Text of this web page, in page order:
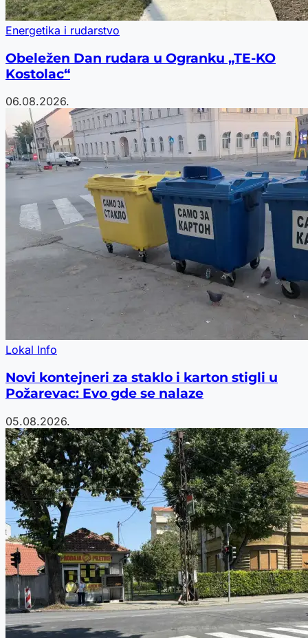
Energetika i rudarstvo
Obeležen Dan rudara u Ogranku „TE-KO
Kostolac“
06.08.2026.
Lokal Info
Novi kontejneri za staklo i karton stigli u
Požarevac: Evo gde se nalaze
05.08.2026.